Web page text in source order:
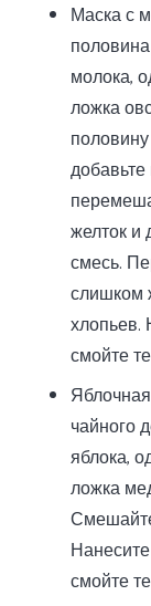
Маска с
молока,
ложка
желток и
смесь.
слишком
хлопьев.
смойте
чайного
яблока,
ложка
смойте